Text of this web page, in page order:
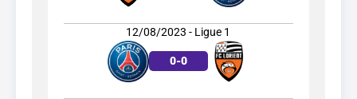
12/08/2023 - Ligue 1
0-0